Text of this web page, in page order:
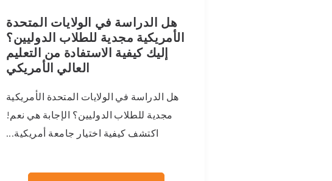
هل الدراسة في الولايات المتحدة
الأمريكية مجدية للطلاب الدوليين؟
إليك كيفية الاستفادة من التعليم
العالي الأمريكي
هل الدراسة في الولايات المتحدة الأمريكية
مجدية للطلاب الدوليين؟ الإجابة هي نعم!
اكتشف كيفية اختيار جامعة أمريكية...